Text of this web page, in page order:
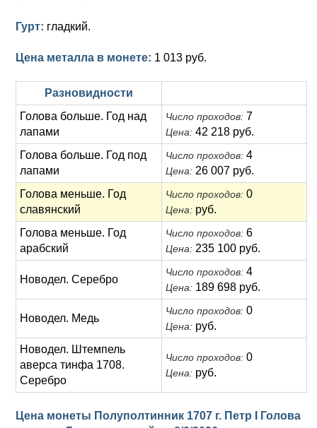
Серебро
Для Речи Посполитой
Гурт: гладкий.
Цена металла в монете: 1 013 руб.
Разновидности
Голова больше. Год над
лапами
Число проходов: 7
Цена: 42 218 руб.
Голова больше. Год под
лапами
Число проходов: 4
Цена: 26 007 руб.
Голова меньше. Год
славянский
Число проходов: 0
Цена: руб.
Голова меньше. Год
арабский
Число проходов: 6
Цена: 235 100 руб.
Новодел. Серебро
Число проходов: 4
Цена: 189 698 руб.
Новодел. Медь
Число проходов: 0
Цена: руб.
Новодел. Штемпель
аверса тинфа 1708.
Серебро
Число проходов: 0
Цена: руб.
Цена монеты Полуполтинник 1707 г. Петр I Голова